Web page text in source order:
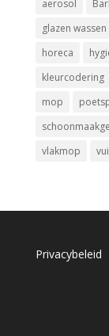
aerosol
glazen wassen
horeca
kleurcodering
mop
vlakmop
Privacybeleid